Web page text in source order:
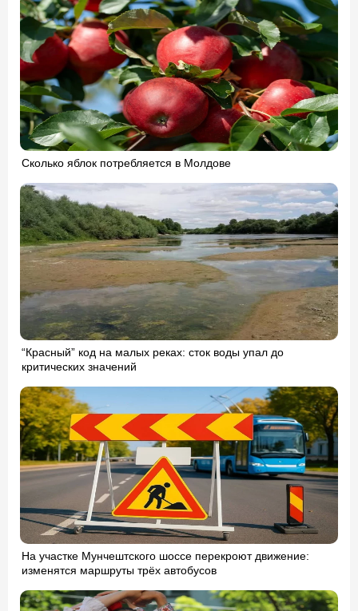
Сколько яблок потребляется в Молдове
“Красный” код на малых реках: сток воды упал до
критических значений
На участке Мунчештского шоссе перекроют движение:
изменятся маршруты трёх автобусов